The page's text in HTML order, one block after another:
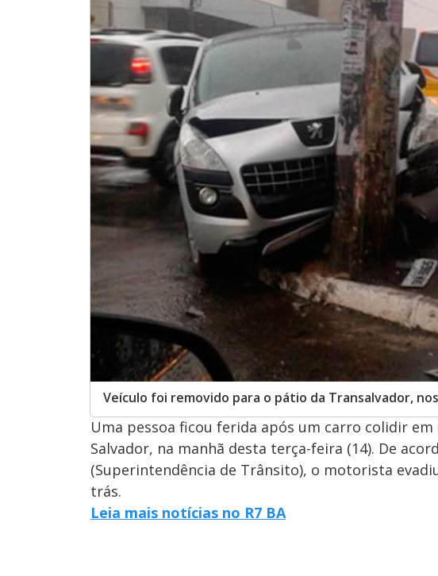
Veículo foi removido para o pátio da Transalvador,
Uma pessoa ficou ferida após um carro colidir em
Salvador, na manhã desta terça-feira (14). De
(Superintendência de Trânsito), o motorista
trás.
Leia mais notícias no R7 BA